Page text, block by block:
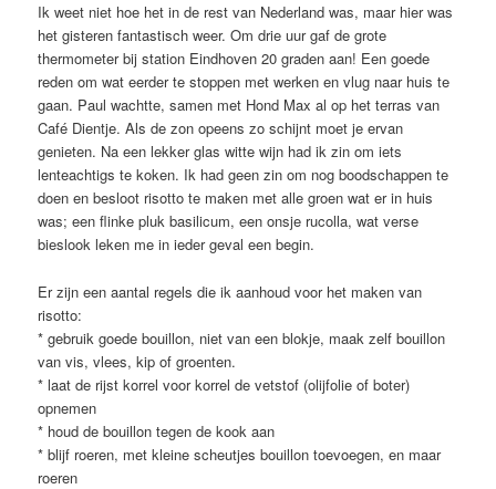
Ik weet niet hoe het in de rest van Nederland was, maar hier was
het gisteren fantastisch weer. Om drie uur gaf de grote
thermometer bij station Eindhoven 20 graden aan! Een goede
reden om wat eerder te stoppen met werken en vlug naar huis te
gaan. Paul wachtte, samen met Hond Max al op het terras van
Café Dientje. Als de zon opeens zo schijnt moet je ervan
genieten. Na een lekker glas witte wijn had ik zin om iets
lenteachtigs te koken. Ik had geen zin om nog boodschappen te
doen en besloot risotto te maken met alle groen wat er in huis
was; een flinke pluk basilicum, een onsje rucolla, wat verse
bieslook leken me in ieder geval een begin.
Er zijn een aantal regels die ik aanhoud voor het maken van
risotto:
* gebruik goede bouillon, niet van een blokje, maak zelf bouillon
van vis, vlees, kip of groenten.
* laat de rijst korrel voor korrel de vetstof (olijfolie of boter)
opnemen
* houd de bouillon tegen de kook aan
* blijf roeren, met kleine scheutjes bouillon toevoegen, en maar
roeren